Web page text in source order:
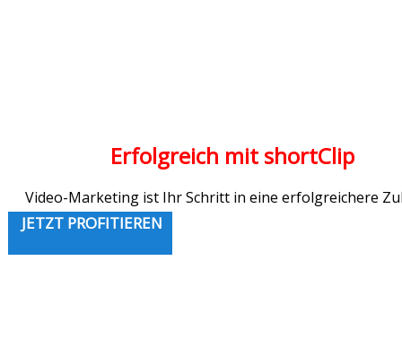
Erfolgreich mit shortClip
Video-Marketing ist Ihr Schritt in eine erfolgreichere
JETZT PROFITIEREN